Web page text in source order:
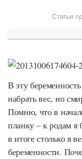
Статья
В эту
набрать вес, но
Помню, что в
планку – к родам я
в итоге столько я
беременности.